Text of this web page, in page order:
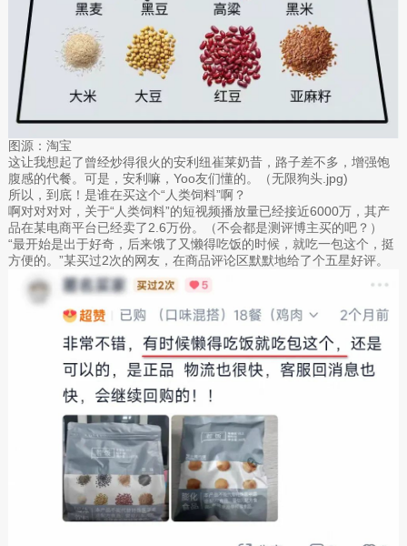
图源：淘宝
这让我想起了曾经炒得很火的安利纽崔莱奶昔，路子差不多，增强饱
腹感的代餐。可是，安利嘛，Yoo友们懂的。（无限狗头.jpg)
所以，到底！是谁在买这个“人类饲料”啊？
啊对对对对，关于“人类饲料”的短视频播放量已经接近6000万，其产
品在某电商平台已经卖了2.6万份。（不会都是测评博主买的吧？）
“最开始是出于好奇，后来饿了又懒得吃饭的时候，就吃一包这个，挺
方便的。”某买过2次的网友，在商品评论区默默地给了个五星好评。